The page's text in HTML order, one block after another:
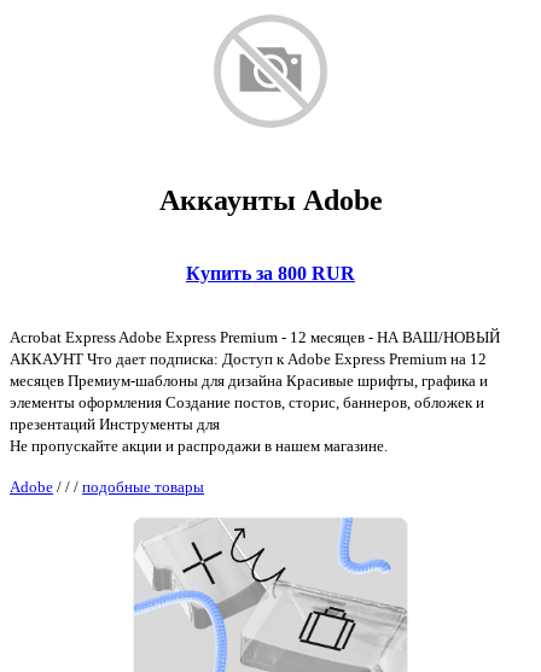
Аккаунты Adobe
Купить за 800 RUR
Acrobat Express Adobe Express Premium - 12 месяцев - НА ВАШ/НОВЫЙ
АККАУНТ Что дает подписка: Доступ к Adobe Express Premium на 12
месяцев Премиум-шаблоны для дизайна Красивые шрифты, графика и
элементы оформления Создание постов, сторис, баннеров, обложек и
презентаций Инструменты для
Не пропускайте акции и распродажи в нашем магазине.
Adobe / / / подобные товары